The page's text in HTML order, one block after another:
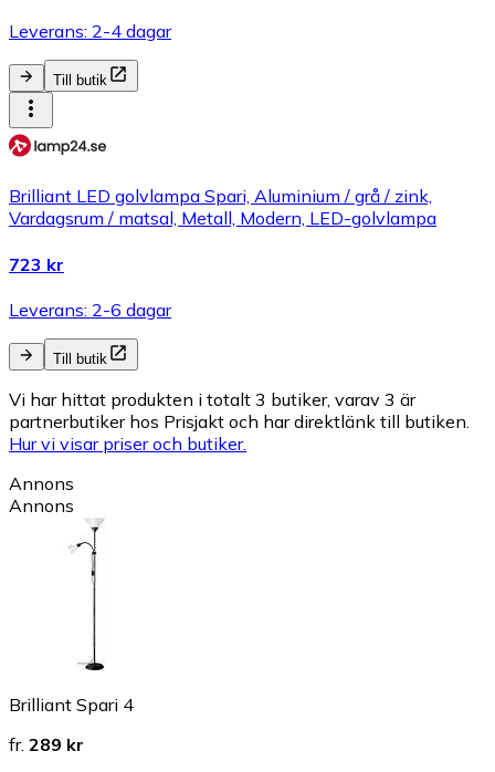
Leverans: 2-4 dagar
Till butik
Brilliant LED golvlampa Spari, Aluminium / grå / zink,
Vardagsrum / matsal, Metall, Modern, LED-golvlampa
723 kr
Leverans: 2-6 dagar
Till butik
Vi har hittat produkten i totalt 3 butiker, varav 3 är
partnerbutiker hos Prisjakt och har direktlänk till butiken.
Hur vi visar priser och butiker.
Annons
Annons
Brilliant Spari 4
fr. 289 kr